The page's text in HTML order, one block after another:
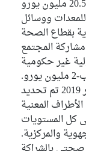
شهر. تكلفة هذا البرنامج تقدر ب20.5 مليون يورو
للمعدات ووسائل
بقطاع الصحة
و مشاركة المجتمع
غير حكومية
يورو.
من 27 سبتمبر 2017 إلى 1 سبتمبر 2019 تم تحديد
المعنية
كل المستويات
والمركزية.